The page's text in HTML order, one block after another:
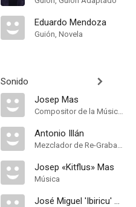
Eduardo Mendoza
Guión, Novela
Sonido
Josep Mas
Compositor de la Música Original
Antonio Illán
Mezclador de Re-Grabación de Sonido
Josep «Kitflus» Mas
Música
José Miguel 'Ibiricu' Ramos